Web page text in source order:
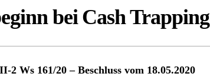
bei Cash Trapping
Ws 161/20 – Beschluss vom 18.05.2020